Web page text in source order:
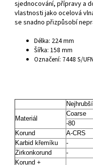
sjednocování, přípravy a
vlastnosti jako ocelová
se snadno přizpůsobí
Délka: 224 mm
Šířka: 158 mm
Označení: 7448 S/
Materiál
Coarse
-80
Korund
A-CRS
Karbid křemíku
-
Zirkonkorund
-
Korund +